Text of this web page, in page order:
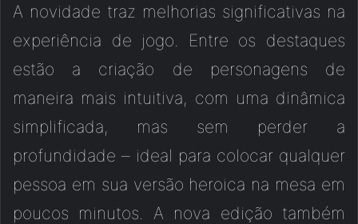
A novidade traz melhorias significativas na
experiência de jogo. Entre os destaques
estão a criação de personagens de
maneira mais intuitiva, com uma dinâmica
simplificada, mas sem perder a
profundidade – ideal para colocar qualquer
pessoa em sua versão heroica na mesa em
poucos minutos. A nova edição também